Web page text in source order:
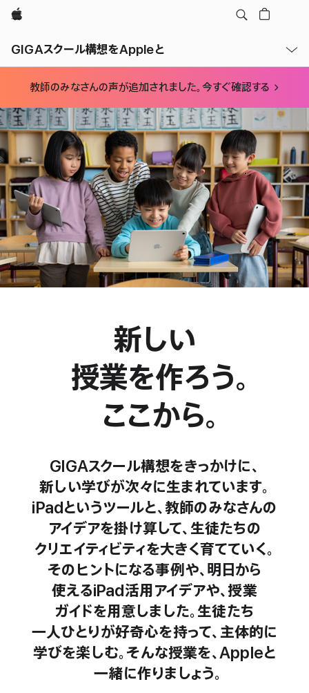
Apple
GIGAスクール構想をAppleと
ニュー
開
教師のみなさんの声が追加されました。今すぐ確認する
新しい
授業を作ろう。
ここから。
GIGAスクール構想をきっかけに、
新しい学びが次々に生まれています。
iPadというツールと、教師のみなさんの
アイデアを掛け算して、 生徒たちの
クリエイティビティを大きく育てていく。
そのヒントになる事例や、明日から
使えるiPad 活用アイデアや、授業
ガイドを用意しました。 生徒たち
一人ひとりが好奇心を持って、 主体的に
学びを楽しむ。そんな授業を、Appleと
一緒に作りましょう。